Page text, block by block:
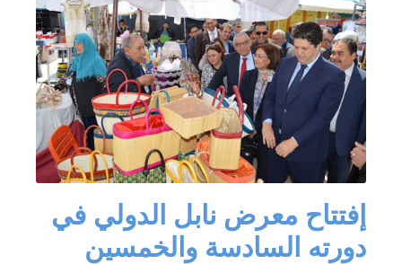
إفتتاح معرض نابل الدولي في
دورته السادسة والخمسين